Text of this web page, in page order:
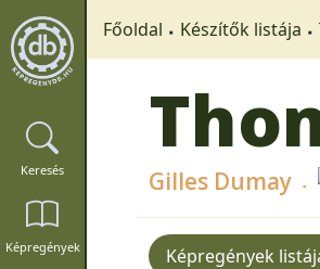
Keresés
Képregények
Főoldal Készítők listája
Gilles Dumay
Képregények